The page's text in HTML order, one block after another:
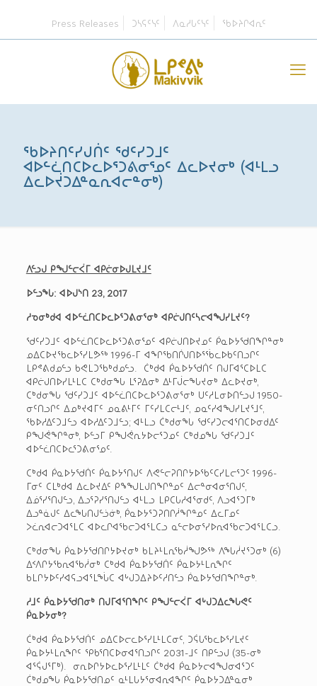
Press Releases ᑐᓴᕋᑦᓭᑦ ᐱᓇᓱᒐᑦᓭᑦ ᖃᐅᔨᒋᐊᕆᑦ
ᖃᐅᔨᑎᑦᓯᒍᑏᑦ ᖁᑦᓯᑐᒧᑦ
ᐊᐅᓪᓛᑎᑕᐅᓚᐅᕐᑐᕕᓂᕐᓄᑦ ᐃᓚᐅᔪᓂᒃ (ᐊᒻᒪᓗ
ᐃᓚᐅᔫᑐᐃᓐᓇᕆᐊᓕᓐᓂᒃ)
ᐱᓪᓗᒍ ᑭᖑᓪᓕᐹᒥ ᐊᑭᓖᓂᐅᒍᒪᔪᒧᑦ
ᐅᓪᓗᖓ: ᐊᐅᒍᔅᑎ 23, 2017
ᓱᓀᓂᒃᑯᐊ ᐊᐅᓪᓛᑎᑕᐅᓚᐅᕐᑐᕕᓂᕐᓂᒃ ᐊᑭᓖᒍᑎᑦᓴᓕᐊᖑᓯᒪᔪᑦ?
ᖁᑦᓯᑐᒧᑦ ᐊᐅᓪᓛᑎᑕᐅᓚᐅᕐᑐᕕᓂᕐᓄᑦ ᐊᑭᓖᒍᑎᐅᔪᓄᑦ ᑮᓇᐅᔭᖁᑎᖏᓐᓂᒃ
ᓄᐃᑕᐅᔪᖃᓚᐅᕐᓯᒪᕗᖅ 1996-ᒥ ᐊᖏᖃᑎᒌᒍᑎᐅᕐᖄᓚᐅᑲᑦᑎᓗᒋᑦ
ᒪᑭᕝᕕᑯᓄᓪᓗ ᑲᕙᒪᑐᖃᒃᑯᓄᓪᓗ. ᑖᒃᑯᐊ ᑮᓇᐅᔭᖁᑏᑦ ᑎᒍᒥᐊᕐᑕᐅᒪᑕ
ᐊᑭᓖᒍᑎᐅᓯᒪᒻᒪᑕ ᑕᒃᑯᓂᖓ ᒪᕐᕈᐃᓂᒃ ᐃᒻᒥᒎᓕᖓᔪᓂᒃ ᐃᓚᐅᔪᓂᒃ,
ᑕᒃᑯᓂᖓ ᖁᑦᓯᑐᒧᑦ ᐊᐅᓪᓛᑎᑕᐅᓚᐅᕐᑐᕕᓂᕐᓂᒃ ᑌᑦᓱᒪᓂᐅᑎᓪᓗᒍ 1950-
ᓂᑦᑎᓗᒋᑦ ᐃᓄᒃᔪᐊᒥᑦ ᓄᓇᕕᒻᒥᑦ ᒥᑦᓯᒪᑕᓕᒻᒧᑦ, ᓄᓇᑦᓯᐊᖑᓯᒪᔪᕐᒧᑦ,
ᖃᐅᓱᐃᑦᑐᒧᓪᓗ ᐊᐅᓱᐃᑦᑐᒧᓪᓗ; ᐊᒻᒪᓗ ᑖᒃᑯᓂᖓ ᖁᑦᓯᑐᓕᐊᕐᑎᑕᐅᓂᑯᐃᑦ
ᑭᖑᕚᖏᓐᓂᒃ, ᐅᓪᓗᒥ ᑭᖑᕚᕆᔭᐅᓕᕐᑐᓄᑦ ᑕᒃᑯᓄᖓ ᖁᑦᓯᑐᒧᑦ
ᐊᐅᓪᓛᑎᑕᐅᓚᕐᑐᕕᓂᕐᓄᑦ.
ᑕᒃᑯᐊ ᑮᓇᐅᔭᖁᑏᑦ ᑮᓇᐅᔭᕐᑎᒍᑦ ᐱᕙᓪᓕᕈᑎᒋᔭᐅᖃᑦᑕᓯᒪᓕᕐᑐᑦ 1996-
ᒥᓂᑦ ᑕᒪᒃᑯᐊ ᐃᓚᐅᔪᐃᑦ ᑭᖕᖑᒪᒍᑎᖏᓐᓄᑦ ᐃᓕᓐᓂᐊᓂᕐᑎᒍᑦ,
ᐃᓅᕐᓯᕐᑎᒍᓪᓗ, ᐃᓗᕐᕈᓯᕐᑎᒍᓪᓗ ᐊᒻᒪᓗ ᒪᑭᑕᒐᓱᐊᕐᓂᑯᑦ, ᐱᓗᐊᕐᑐᒥᒃ
ᐃᓗᓐᓈᒍᑦ ᐃᓚᖓᑎᒍᓪᓘᓃᒃ, ᑮᓇᐅᔭᕐᑐᕈᑎᒋᓲᖏᓐᓄᑦ ᐃᓚᒥᓄᑦ
ᐳᓛᕆᐊᓕᑐᐊᕐᒪᑕ ᐊᐅᓚᒋᐊᖃᓕᑐᐊᕐᒪᑕᓗ ᓇᓪᓕᐅᓂᕐᓯᐅᕆᐊᖃᓕᑐᐊᕐᒪᑕᓗ.
ᑕᒃᑯᓂᖓ ᑮᓇᐅᔭᖁᑎᒋᔭᐅᔪᓂᒃ ᑲᒪᔨᒻᒪᕆᖃᓲᖑᕗᖅ ᐱᖓᓲᔪᕐᑐᓂᒃ (6)
ᐃᑉᐱᒋᔭᖃᕆᐊᖃᓲᓂᒃ ᑕᒃᑯᐊ ᑮᓇᐅᔭᖁᑏᑦ ᑮᓇᐅᔭᒻᒪᕆᖏᑦ
ᑲᒪᒋᔭᐅᑦᓯᐊᕋᓗᐊᕐᒪᖔᑕ ᐊᒡᒍᑐᐃᔨᐅᑦᓱᑎᓪᓗ ᑮᓇᐅᔭᖁᑎᖏᓐᓂᒃ.
ᓱᒧᑦ ᑮᓇᐅᔭᖁᑎᓂᒃ ᑎᒍᒥᐊᕐᑎᖏᑦ ᑭᖑᓪᓕᐹᒥ ᐊᒡᒍᑐᐃᓚᖓᕙᑦ
ᑮᓇᐅᔭᓂᒃ?
ᑖᒃᑯᐊ ᑮᓇᐅᔭᖁᑏᑦ ᓄᐃᑕᐅᓕᓚᐅᕐᓯᒪᒻᒪᑕᓂᑦ, ᑐᕌᒐᖃᓚᐅᕐᓯᒪᔪᑦ
ᑮᓇᐅᔭᒻᒪᕆᖏᑦ ᕿᑲᕐᑎᑕᐅᓂᐊᕐᑎᓗᒋᑦ 2031-ᒧᑦ ᑎᑭᓪᓗᒍ (35-ᓂᒃ
ᐊᕐᕌᒍᕐᒥᒃ). ᓂᕆᐅᒋᔭᐅᓚᐅᕐᓯᒪᒻᒪᑦ ᑖᒃᑯᐊ ᑮᓇᐅᔭᓕᐊᖑᓂᐊᕐᑐᑦ
ᑖᒃᑯᓄᖓ ᑮᓇᐅᔭᖁᑎᓄᑦ ᓇᒻᒪᒐᔭᕐᓂᐊᕆᐊᖏᑦ ᑮᓇᐅᔭᑐᐃᓐᓇᓂᒃ